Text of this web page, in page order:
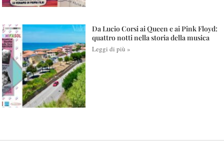
Da Lucio Corsi ai Queen e ai Pink Floyd:
quattro notti nella storia della musica
Leggi di più »